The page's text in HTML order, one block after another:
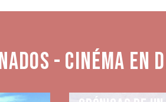
- Cinéma en